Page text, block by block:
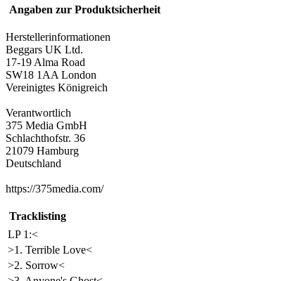
Angaben zur Produktsicherheit
Herstellerinformationen
Beggars UK Ltd.
17-19 Alma Road
SW18 1AA London
Vereinigtes Königreich
Verantwortlich
375 Media GmbH
Schlachthofstr. 36
21079 Hamburg
Deutschland
https://375media.com/
Tracklisting
LP 1:<
>1. Terrible Love<
>2. Sorrow<